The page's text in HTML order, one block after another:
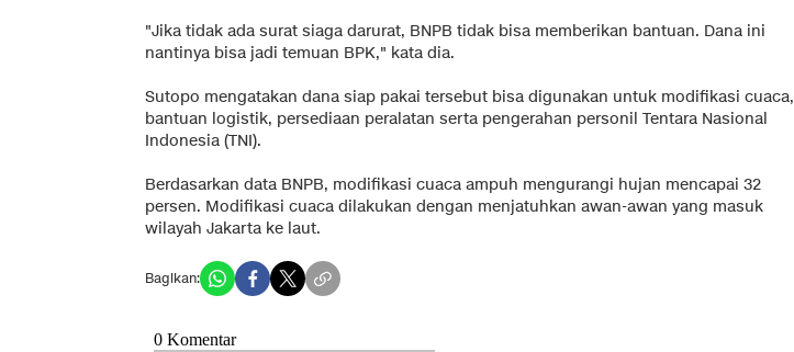
"Jika tidak ada surat siaga darurat, BNPB tidak bisa memberikan bantuan. Dana ini
nantinya bisa jadi temuan BPK," kata dia.
Sutopo mengatakan dana siap pakai tersebut bisa digunakan untuk modifikasi cuaca,
bantuan logistik, persediaan peralatan serta pengerahan personil Tentara Nasional
Indonesia (TNI).
Berdasarkan data BNPB, modifikasi cuaca ampuh mengurangi hujan mencapai 32
persen. Modifikasi cuaca dilakukan dengan menjatuhkan awan-awan yang masuk
wilayah Jakarta ke laut.
Bagikan: